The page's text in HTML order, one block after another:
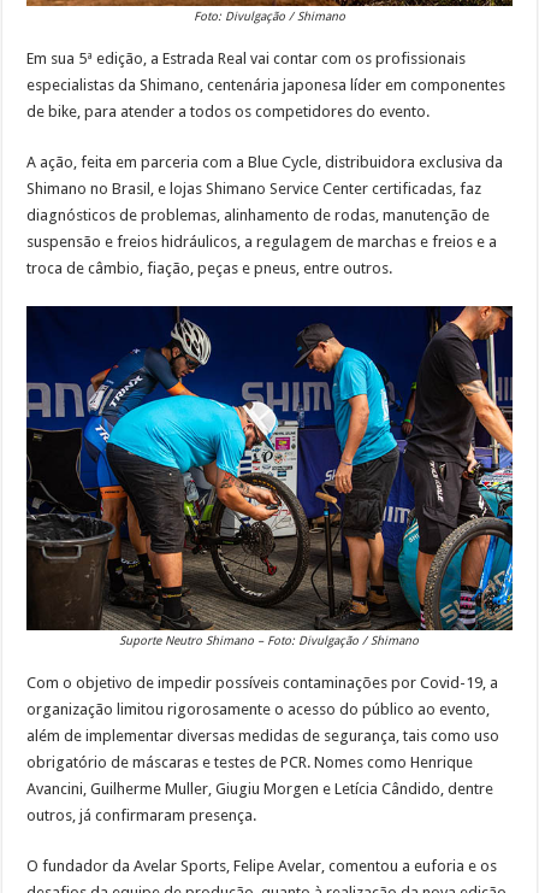
Foto: Divulgação / Shimano
Em sua 5ª edição, a Estrada Real vai contar com os profissionais
especialistas da Shimano, centenária japonesa líder em componentes
de bike, para atender a todos os competidores do evento.
A ação, feita em parceria com a Blue Cycle, distribuidora exclusiva da
Shimano no Brasil, e lojas Shimano Service Center certificadas, faz
diagnósticos de problemas, alinhamento de rodas, manutenção de
suspensão e freios hidráulicos, a regulagem de marchas e freios e a
troca de câmbio, fiação, peças e pneus, entre outros.
Suporte Neutro Shimano – Foto: Divulgação / Shimano
Com o objetivo de impedir possíveis contaminações por Covid-19, a
organização limitou rigorosamente o acesso do público ao evento,
além de implementar diversas medidas de segurança, tais como uso
obrigatório de máscaras e testes de PCR. Nomes como Henrique
Avancini, Guilherme Muller, Giugiu Morgen e Letícia Cândido, dentre
outros, já confirmaram presença.
O fundador da Avelar Sports, Felipe Avelar, comentou a euforia e os